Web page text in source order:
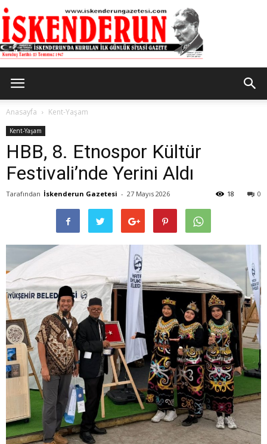
Gazetesi
Anasayfa Kent-Yaşam
Kent-Yaşam
HBB, 8. Etnospor Kültür
Festivali’nde Yerini Aldı
Tarafından İskenderun Gazetesi - 27 Mayıs 2026 0
18